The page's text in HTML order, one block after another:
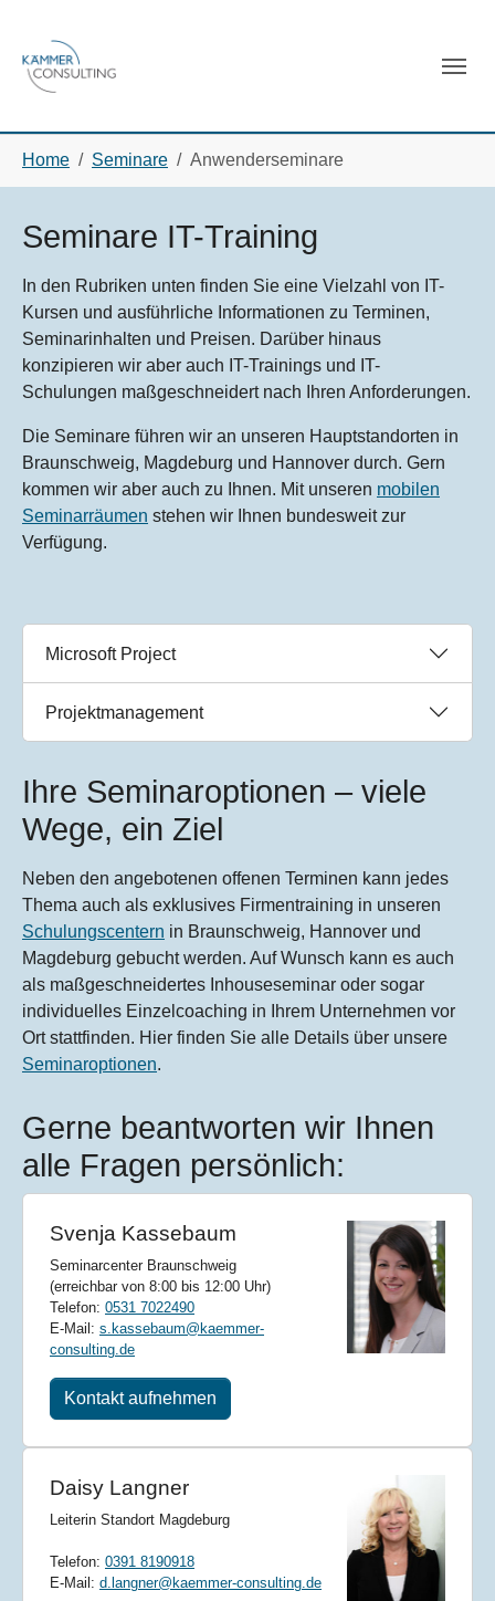
Home Seminare Anwenderseminare
Seminare IT-Training
In den Rubriken unten finden Sie eine Vielzahl von IT-
Kursen und ausführliche Informationen zu Terminen,
Seminarinhalten und Preisen. Darüber hinaus
konzipieren wir aber auch IT-Trainings und IT-
Schulungen maßgeschneidert nach Ihren Anforderungen.
Die Seminare führen wir an unseren Hauptstandorten in
Braunschweig, Magdeburg und Hannover durch. Gern
kommen wir aber auch zu Ihnen. Mit unseren mobilen
Seminarräumen stehen wir Ihnen bundesweit zur
Verfügung.
Microsoft Project
Projektmanagement
Ihre Seminaroptionen – viele
Wege, ein Ziel
Neben den angebotenen offenen Terminen kann jedes
Thema auch als exklusives Firmentraining in unseren
Schulungscentern in Braunschweig, Hannover und
Magdeburg gebucht werden. Auf Wunsch kann es auch
als maßgeschneidertes Inhouseseminar oder sogar
individuelles Einzelcoaching in Ihrem Unternehmen vor
Ort stattfinden. Hier finden Sie alle Details über unsere
Seminaroptionen.
Gerne beantworten wir Ihnen
alle Fragen persönlich:
Svenja Kassebaum
Seminarcenter Braunschweig
(erreichbar von 8:00 bis 12:00 Uhr)
Telefon: 0531 7022490
E-Mail: s.kassebaum@kaemmer-
consulting.de
Kontakt aufnehmen
Daisy Langner
Leiterin Standort Magdeburg
Telefon: 0391 8190918
E-Mail: d.langner@kaemmer-consulting.de